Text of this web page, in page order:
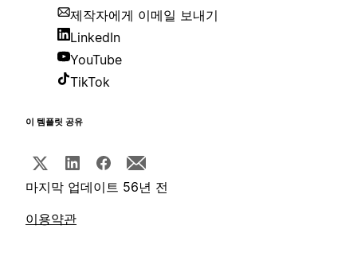
제작자에게 이메일 보내기
LinkedIn
YouTube
TikTok
이 템플릿 공유
마지막 업데이트 56년 전
이용약관